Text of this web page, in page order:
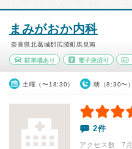
まみがおか内科
奈良県北葛城郡広陵町馬見南
駐車場あり 電子決済可
土曜（〜18:30） 朝（8:30〜）
2件
アクセス数 7